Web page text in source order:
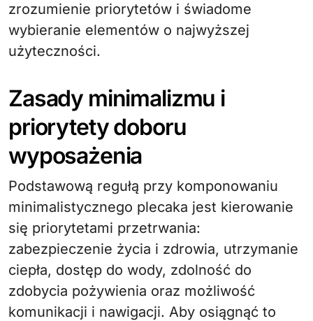
zrozumienie priorytetów i świadome
wybieranie elementów o najwyższej
użyteczności.
Zasady minimalizmu i
priorytety doboru
wyposażenia
Podstawową regułą przy komponowaniu
minimalistycznego plecaka jest kierowanie
się priorytetami przetrwania:
zabezpieczenie życia i zdrowia, utrzymanie
ciepła, dostęp do wody, zdolność do
zdobycia pożywienia oraz możliwość
komunikacji i nawigacji. Aby osiągnąć to